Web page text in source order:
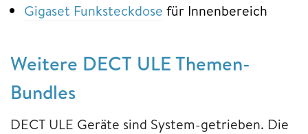
Gigaset Funksteckdose für Innenbereich
Weitere DECT ULE Themen-
Bundles
DECT ULE Geräte sind System-getrieben. Die